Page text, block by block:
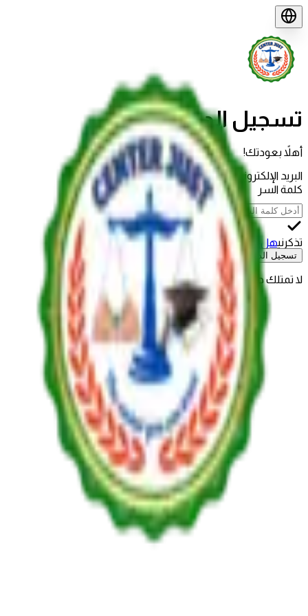
تسجيل الدخول
أهلاً بعودتك!
البريد الإلكتروني
كلمة السر
تذكرنيهل نسيت كلمة السر؟
تسجيل الدخول
لا تمتلك حساباً؟ إنشاء حساب